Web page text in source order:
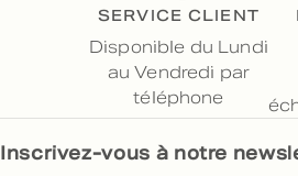
SERVICE CLIENT
Disponible du Lundi
au Vendredi par
téléphone
Inscrivez-vous à notre